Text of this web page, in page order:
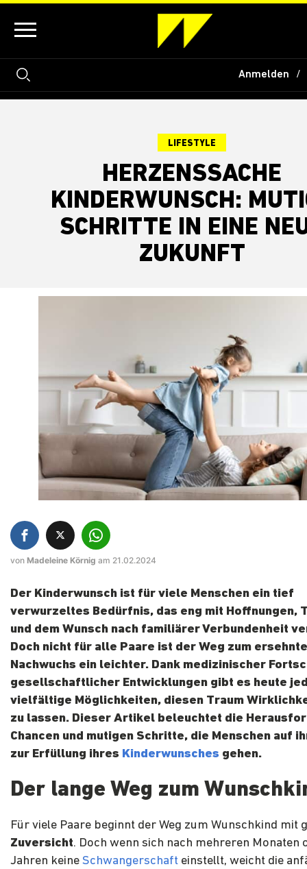
Anmelden
LIFESTYLE
HERZENSSACHE
KINDERWUNSCH:
SCHRITTE IN EINE
ZUKUNFT
von Madeleine Körnig am 21.02.2024
Der Kinderwunsch ist für viele Menschen ein tief
verwurzeltes Bedürfnis, das eng mit Hoffnungen,
und dem Wunsch nach familiärer Verbundenheit
Doch nicht für alle Paare ist der Weg zum
Nachwuchs ein leichter. Dank medizinischer
gesellschaftlicher Entwicklungen gibt es heute
vielfältige Möglichkeiten, diesen Traum
zu lassen. Dieser Artikel beleuchtet die
Chancen und mutigen Schritte, die Menschen auf
zur Erfüllung ihres Kinderwunsches gehen.
Der lange Weg zum
Für viele Paare beginnt der Weg zum Wunschkind mit
Zuversicht. Doch wenn sich nach mehreren Monaten
Jahren keine Schwangerschaft einstellt, weicht die